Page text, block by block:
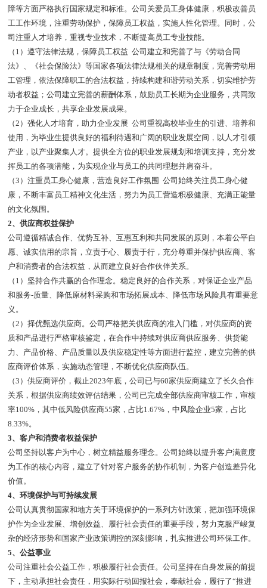
障等方面严格执行国家规定和标准。公司关爱员工身体健康，积极改善员
工工作环境，注重劳动保护，保障员工权益，实施人性化管理。同时，公
司注重人才培养，重视专业技术，不断提高员工专业技能。
（1）遵守法律法规，保障员工权益 公司建立和完善了与《劳动合同
法》、《社会保险法》等国家各项法律法规相关的规章制度，完善劳动用
工管理，依法保障职工的合法权益，持续构建和谐劳动关系，切实维护劳
动者权益；公司建立完善的薪酬体系，鼓励员工长期为企业服务，共同致
力于企业成长，共享企业发展成果。
（2）强化人才培育，助力企业发展 公司重视高校毕业生的引进、培养和
使用，为毕业生提供良好的福利待遇和广阔的职业发展空间，以人才引领
产业，以产业聚集人才。提供全方位的职业发展规划和培训支持，充分发
挥员工的各项潜能，为实现企业与员工的共同理想并肩奋斗。
（3）注重员工身心健康，营造良好工作氛围 公司始终关注员工身心健
康，不断丰富员工精神文化生活，努力为员工营造积极健康、充满正能量
的文化氛围。
2、供应商权益保护
公司遵循精诚合作、优势互补、互惠互利和共同发展的原则，本着公平自
愿、诚实信用的宗旨，立责于心、履责于行，充分尊重并保护供应商、客
户和消费者的合法权益，从而建立良好合作伙伴关系。
（1）坚持合作共赢的合作理念。稳定良好的合作关系，对保证企业产品
和服务-质量、降低原材料采购和市场拓展成本、降低市场风险具有重要意
义。
（2）择优甄选供应商。公司严格把关供应商的准入门槛，对供应商的资
质和产品进行严格审核鉴定，在合作中持续对供应商供应服务、供货能
力、产品价格、产品质量以及供应稳定性等方面进行监控，建立完善的供
应商评价体系，实施动态管理，不断优化供应商队伍。
（3）供应商评价，截止2023年底，公司已与60家供应商建立了长久合作
关系，根据供应商绩效评估结果，公司已完成全部供应商审核工作，审核
率100%，其中低风险供应商55家，占比1.67%，中风险企业5家，占比
8.33%。
3、客户和消费者权益保护
公司坚持以客户为中心，树立精益服务理念。公司始终以提升客户满意度
为工作的核心内容，建立了针对客户服务的协作机制，为客户创造差异化
价值。
4、环境保护与可持续发展
公司认真贯彻国家和地方关于环境保护的一系列方针政策，把加强环境保
护作为企业发展、增创效益、履行社会责任的重要手段，努力克服严峻复
杂的经济形势和国家产业政策调控的深刻影响，扎实推进公司环保工作。
5、公益事业
公司注重社会公益工作，积极履行社会责任。公司坚持在自身发展的前提
下，主动承担社会责任，用实际行动回报社会，奉献社会，履行了“推进